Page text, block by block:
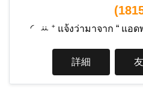
◜ ꕁ ⁺ แจ้งว่ามาจาก “ แอดพ
詳細